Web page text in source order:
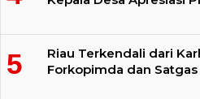
Riau Terkendali dari
Forkopimda dan